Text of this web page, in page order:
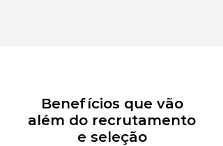
Benefícios que vão
além do recrutamento
e seleção